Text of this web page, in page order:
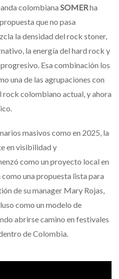
colombiana SOMERha
que no pasa
la densidad del rock stoner,
la energía del hard rock y
Esa combinación los
una de las agrupaciones con
colombiano actual, y ahora
masivos como en 2025, la
en visibilidad y
como un proyecto local en
una propuesta lista para
de su manager Mary Rojas,
como un modelo de
abrirse camino en festivales
de Colombia.